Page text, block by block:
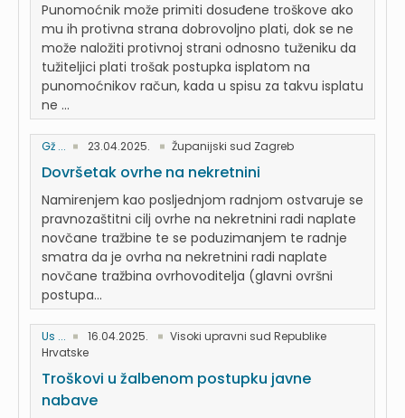
Punomoćnik može primiti dosuđene troškove ako
mu ih protivna strana dobrovoljno plati, dok se ne
može naložiti protivnoj strani odnosno tuženiku da
tužiteljici plati trošak postupka isplatom na
punomoćnikov račun, kada u spisu za takvu isplatu
ne ...
Gž ... 23.04.2025. Županijski sud Zagreb
Dovršetak ovrhe na nekretnini
Namirenjem kao posljednjom radnjom ostvaruje se
pravnozaštitni cilj ovrhe na nekretnini radi naplate
novčane tražbine te se poduzimanjem te radnje
smatra da je ovrha na nekretnini radi naplate
novčane tražbina ovrhovoditelja (glavni ovršni
postupa...
Us ... 16.04.2025.
Visoki upravni sud Republike
Hrvatske
Troškovi u žalbenom postupku javne
nabave